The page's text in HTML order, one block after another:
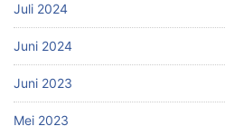
Juli 2024
Juni 2024
Juni 2023
Mei 2023